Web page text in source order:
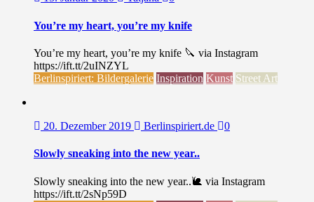
You’re my heart, you’re my knife
You’re my heart, you’re my knife 🔪 via Instagram
https://ift.tt/2uINZYL
Berlinspiriert: Bildergalerie Inspiration Kunst Street Art
20. Dezember 2019 Berlinspiriert.de 0
Slowly sneaking into the new year..
Slowly sneaking into the new year..🐌 via Instagram
https://ift.tt/2sNp59D